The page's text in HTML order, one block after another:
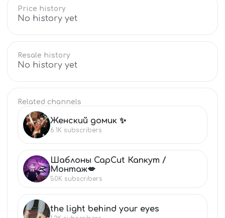
Price history
No history yet
Resale history
No history yet
Related channels
ЖЕ Женский домик ✨
6.1K subscribers
ША
Шаблоны CapCut Капкут /
Монтаж💋
50K subscribers
TH the light behind your eyes